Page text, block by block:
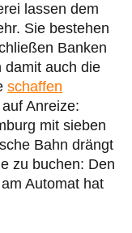
lassen dem
Sie bestehen
Banken
damit auch die
schaffen
Anreize:
mit sieben
Bahn drängt
zu buchen: Den
Automat hat